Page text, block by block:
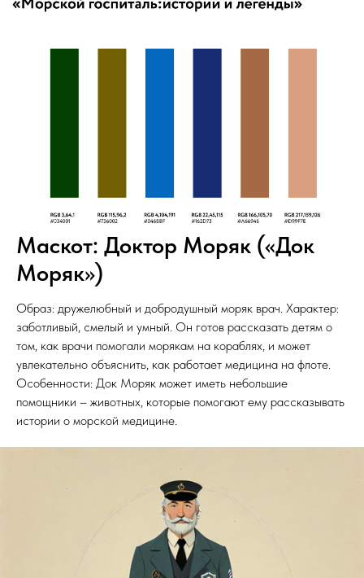
Маскот: Доктор Моряк («Док
Моряк»)
Образ: дружелюбный и добродушный моряк врач. Характер:
заботливый, смелый и умный. Он готов рассказать детям о
том, как врачи помогали морякам на кораблях, и может
увлекательно объяснить, как работает медицина на флоте.
Особенности: Док Моряк может иметь небольшие
помощники – животных, которые помогают ему рассказывать
истории о морской медицине.